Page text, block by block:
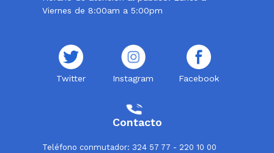
Viernes de 8:00am a 5:00pm
Twitter Instagram Facebook
Contacto
Teléfono conmutador: 324 57 77 - 220 10 00